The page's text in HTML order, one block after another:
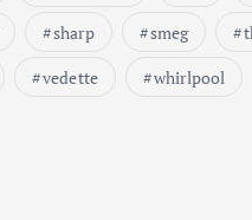
sharp smeg
vedette whirlpool